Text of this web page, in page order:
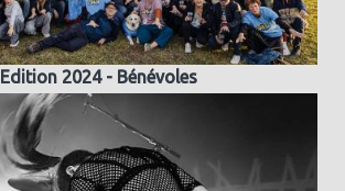
Edition 2024 - Bénévoles